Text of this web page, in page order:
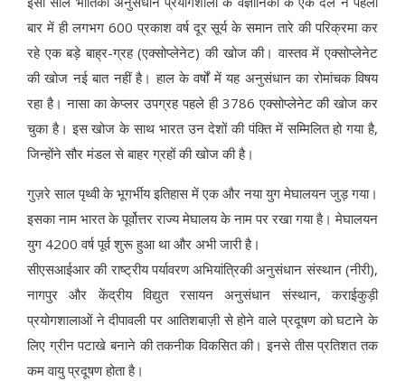
बार में ही लगभग 600 प्रकाश वर्ष दूर सूर्य के समान तारे की परिक्रमा कर
रहे एक बड़े बाह्र-ग्रह (एक्सोप्लेनेट) की खोज की। वास्तव में एक्सोप्लेनेट
की खोज नई बात नहीं है। हाल के वर्षों में यह अनुसंधान का रोमांचक विषय
रहा है। नासा का केप्लर उपग्रह पहले ही 3786 एक्सोप्लेनेट की खोज कर
चुका है। इस खोज के साथ भारत उन देशों की पंक्ति में सम्मिलित हो गया है,
जिन्होंने सौर मंडल से बाहर ग्रहों की खोज की है।
गुज़रे साल पृथ्वी के भूगर्भीय इतिहास में एक और नया युग मेघालयन जुड़ गया।
इसका नाम भारत के पूर्वोत्तर राज्य मेघालय के नाम पर रखा गया है। मेघालयन
युग 4200 वर्ष पूर्व शुरू हुआ था और अभी जारी है।
सीएसआईआर की राष्ट्रीय पर्यावरण अभियांत्रिकी अनुसंधान संस्थान (नीरी),
नागपुर और केंद्रीय विद्युत रसायन अनुसंधान संस्थान, कराईकुड़ी
प्रयोगशालाओं ने दीपावली पर आतिशबाज़ी से होने वाले प्रदूषण को घटाने के
लिए ग्रीन पटाखे बनाने की तकनीक विकसित की। इनसे तीस प्रतिशत तक
कम वायु प्रदूषण होता है।